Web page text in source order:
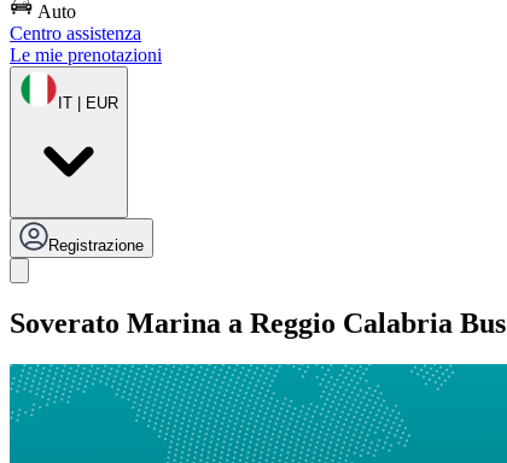
Auto
Centro assistenza
Le mie prenotazioni
IT | EUR
Registrazione
Soverato Marina a Reggio Calabria Bus